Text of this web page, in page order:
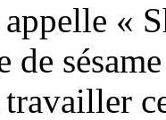
«
de
travailler